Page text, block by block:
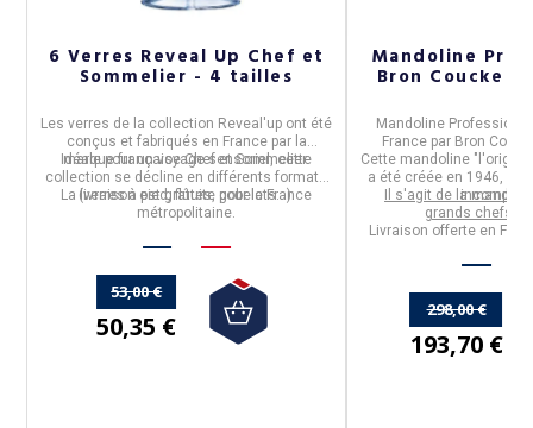
6 Verres Reveal Up Chef et
Sommelier - 4 tailles
Lesverres de la collection Reveal'up ont été
conçus et fabriqués en Francepar la
marque françaiseChef et Sommelier.
Idéale pour un voyage sensoriel, cette
collection se décline en différents formats
(verres à pied, flûtes, gobelets...).
La livraison estgratuite pour la France
métropolitaine.
53,00 €
50,35 €
Mandoline
Bron Coucke
Mandoline
France par Bron
Cette mandoline "
a été créée en 1946,
Il s'agit de la
grands chefs
Livraison offerte en
298,00 €
193,70 €